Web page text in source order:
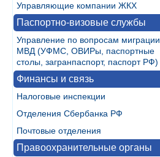
Управляющие компании ЖКХ
Паспортно-визовые службы
Управление по вопросам миграции
МВД (УФМС, ОВИРы, паспортные
столы, загранпаспорт, паспорт РФ)
Финансы и связь
Налоговые инспекции
Отделения Сбербанка РФ
Почтовые отделения
Правоохранительные органы